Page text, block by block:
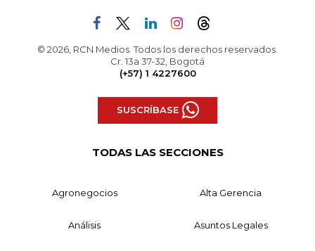
© 2026, RCN Medios. Todos los derechos reservados.
Cr. 13a 37-32, Bogotá
(+57) 1 4227600
SUSCRÍBASE
TODAS LAS SECCIONES
Agronegocios Alta Gerencia
Análisis Asuntos Legales